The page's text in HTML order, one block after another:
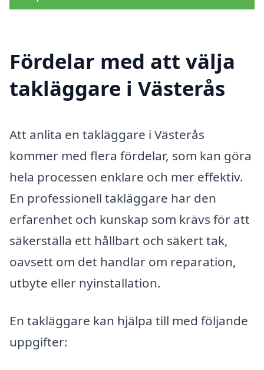
Fördelar med att välja
takläggare i Västerås
Att anlita en takläggare i Västerås
kommer med flera fördelar, som kan göra
hela processen enklare och mer effektiv.
En professionell takläggare har den
erfarenhet och kunskap som krävs för att
säkerställa ett hållbart och säkert tak,
oavsett om det handlar om reparation,
utbyte eller nyinstallation.
En takläggare kan hjälpa till med följande
uppgifter: